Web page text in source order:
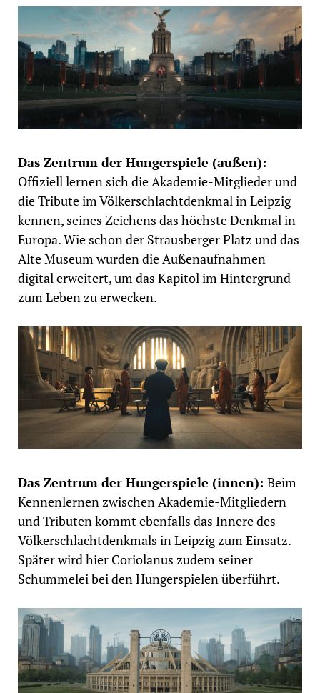
Das Zentrum der Hungerspiele (außen):
Offiziell lernen sich die Akademie-Mitglieder und
die Tribute im Völkerschlachtdenkmal in Leipzig
kennen, seines Zeichens das höchste Denkmal in
Europa. Wie schon der Strausberger Platz und das
Alte Museum wurden die Außenaufnahmen
digital erweitert, um das Kapitol im Hintergrund
zum Leben zu erwecken.
Das Zentrum der Hungerspiele (innen): Beim
Kennenlernen zwischen Akademie-Mitgliedern
und Tributen kommt ebenfalls das Innere des
Völkerschlachtdenkmals in Leipzig zum Einsatz.
Später wird hier Coriolanus zudem seiner
Schummelei bei den Hungerspielen überführt.